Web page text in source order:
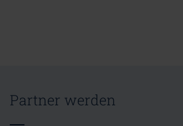
Partner werden